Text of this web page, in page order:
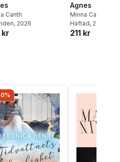
Canth
, 2026
kr
Agnes
Minna Canth
Häftad, 2026
211 kr